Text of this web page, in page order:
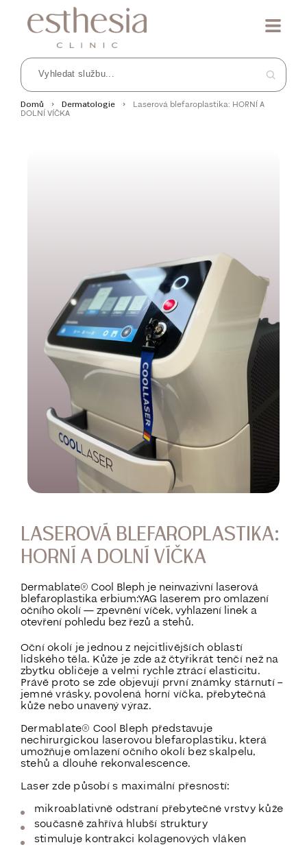
Domů Dermatologie Laserová blefaroplastika: HORNÍ A
DOLNÍ VÍČKA
LASEROVÁ BLEFAROPLASTIKA:
HORNÍ A DOLNÍ VÍČKA
Dermablate® Cool Bleph je neinvazivní laserová
blefaroplastika erbium:YAG laserem pro omlazení
očního okolí — zpevnění víček, vyhlazení linek a
otevření pohledu bez řezů a stehů.
Oční okolí je jednou z nejcitlivějších oblastí
lidského těla. Kůže je zde až čtyřikrát tenčí než na
zbytku obličeje a velmi rychle ztrácí elasticitu.
Právě proto se zde objevují první známky stárnutí –
jemné vrásky, povolená horní víčka, přebytečná
kůže nebo unavený výraz.
Dermablate® Cool Bleph představuje
nechirurgickou laserovou blefaroplastiku, která
umožňuje omlazení očního okolí bez skalpelu,
stehů a dlouhé rekonvalescence.
Laser zde působí s maximální přesností:
mikroablativně odstraní přebytečné vrstvy kůže
současně zahřívá hlubší struktury
stimuluje kontrakci kolagenových vláken